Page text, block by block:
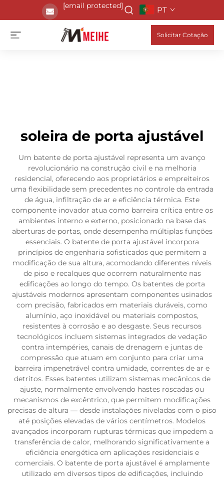
[email protected] PT
Solicitar Cotação
soleira de porta ajustável
Um batente de porta ajustável representa um avanço
revolucionário na construção civil e na melhoria
residencial, oferecendo aos proprietários e empreiteiros
uma flexibilidade sem precedentes no controle da entrada
de água, infiltração de ar e eficiência térmica. Este
componente inovador atua como barreira crítica entre os
ambientes interno e externo, posicionado na base das
aberturas de portas, onde desempenha múltiplas funções
essenciais. O batente de porta ajustável incorpora
princípios de engenharia sofisticados que permitem a
modificação de sua altura, acomodando diferentes níveis
de piso e recalques que ocorrem naturalmente nas
edificações ao longo do tempo. Os batentes de porta
ajustáveis modernos apresentam componentes usinados
com precisão, fabricados em materiais duráveis, como
alumínio, aço inoxidável ou materiais compostos,
resistentes à corrosão e ao desgaste. Seus recursos
tecnológicos incluem sistemas integrados de vedação
contra intempéries, canais de drenagem e juntas de
compressão que atuam em conjunto para criar uma
barreira impenetrável contra umidade, correntes de ar e
detritos. Esses batentes utilizam sistemas mecânicos de
ajuste, normalmente envolvendo hastes roscadas ou
mecanismos de excêntrico, que permitem modificações
precisas de altura — desde instalações niveladas com o piso
até posições elevadas de vários centímetros. Modelos
avançados incorporam rupturas térmicas que impedem a
transferência de calor, melhorando significativamente a
eficiência energética em aplicações residenciais e
comerciais. O batente de porta ajustável é amplamente
utilizado em diversos tipos de edificações, incluindo